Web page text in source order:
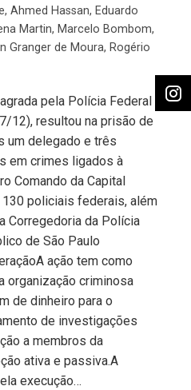
, Ahmed Hassan, Eduardo
Martin, Marcelo Bombom,
Granger de Moura, Rogério
pela Polícia Federal
12), resultou na prisão de
um delegado e três
em crimes ligados à
Comando da Capital
130 policiais federais, além
Corregedoria da Polícia
de São Paulo
ação tem como
organização criminosa
de dinheiro para o
de investigações
a membros da
ativa e passiva.A
execução…